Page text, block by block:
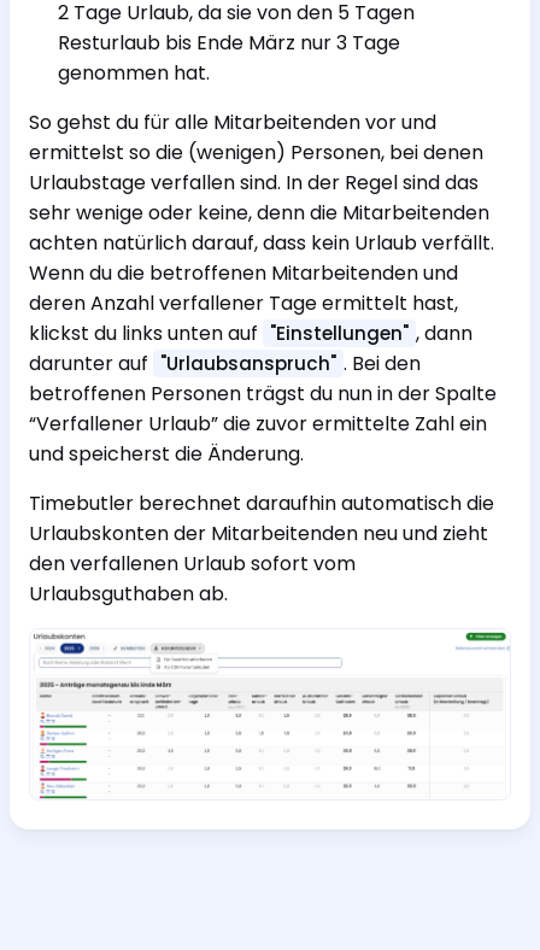
2 Tage Urlaub, da sie von den 5 Tagen
Resturlaub bis Ende März nur 3 Tage
genommen hat.
So gehst du für alle Mitarbeitenden vor und
ermittelst so die (wenigen) Personen, bei denen
Urlaubstage verfallen sind. In der Regel sind das
sehr wenige oder keine, denn die Mitarbeitenden
achten natürlich darauf, dass kein Urlaub verfällt.
Wenn du die betroffenen Mitarbeitenden und
deren Anzahl verfallener Tage ermittelt hast,
klickst du links unten auf "Einstellungen" , dann
darunter auf "Urlaubsanspruch" . Bei den
betroffenen Personen trägst du nun in der Spalte
“Verfallener Urlaub” die zuvor ermittelte Zahl ein
und speicherst die Änderung.
Timebutler berechnet daraufhin automatisch die
Urlaubskonten der Mitarbeitenden neu und zieht
den verfallenen Urlaub sofort vom
Urlaubsguthaben ab.